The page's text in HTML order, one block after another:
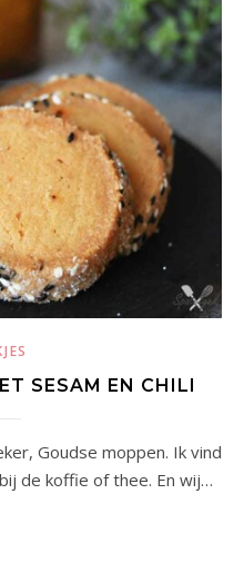
SESAM EN CHILI
de koffie of thee. En wij…